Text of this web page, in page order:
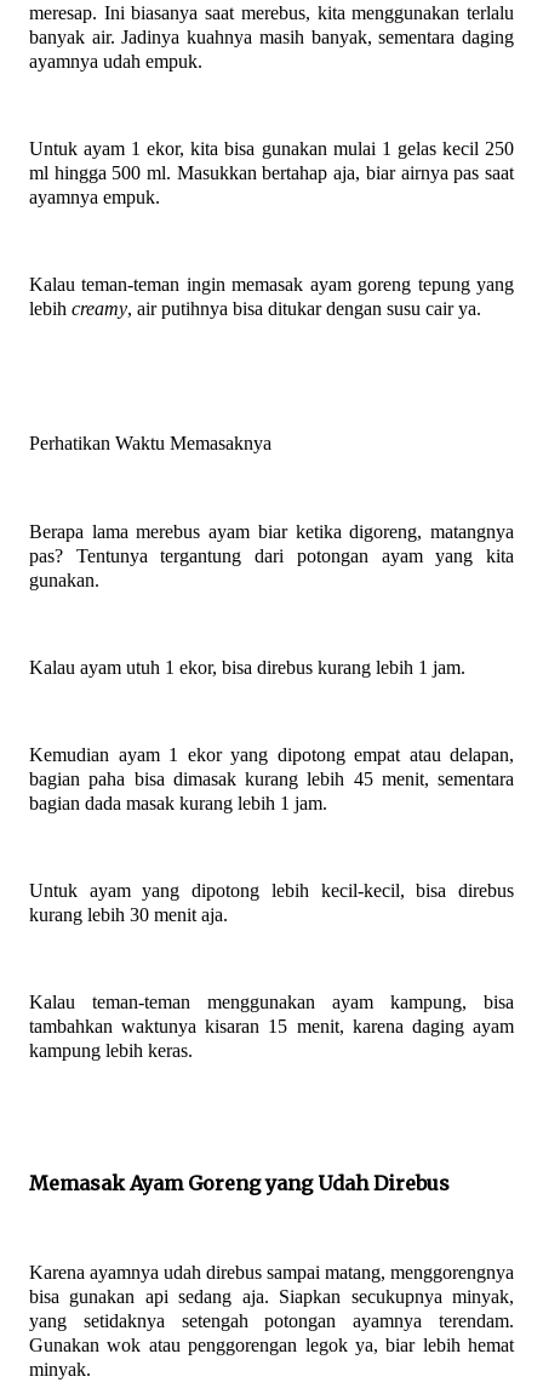
meresap. Ini biasanya saat merebus, kita menggunakan terlalu
banyak air. Jadinya kuahnya masih banyak, sementara daging
ayamnya udah empuk.
Untuk ayam 1 ekor, kita bisa gunakan mulai 1 gelas kecil 250
ml hingga 500 ml. Masukkan bertahap aja, biar airnya pas saat
ayamnya empuk.
Kalau teman-teman ingin memasak ayam goreng tepung yang
lebih creamy, air putihnya bisa ditukar dengan susu cair ya.
Perhatikan Waktu Memasaknya
Berapa lama merebus ayam biar ketika digoreng, matangnya
pas? Tentunya tergantung dari potongan ayam yang kita
gunakan.
Kalau ayam utuh 1 ekor, bisa direbus kurang lebih 1 jam.
Kemudian ayam 1 ekor yang dipotong empat atau delapan,
bagian paha bisa dimasak kurang lebih 45 menit, sementara
bagian dada masak kurang lebih 1 jam.
Untuk ayam yang dipotong lebih kecil-kecil, bisa direbus
kurang lebih 30 menit aja.
Kalau teman-teman menggunakan ayam kampung, bisa
tambahkan waktunya kisaran 15 menit, karena daging ayam
kampung lebih keras.
Memasak Ayam Goreng yang Udah Direbus
Karena ayamnya udah direbus sampai matang, menggorengnya
bisa gunakan api sedang aja. Siapkan secukupnya minyak,
yang setidaknya setengah potongan ayamnya terendam.
Gunakan wok atau penggorengan legok ya, biar lebih hemat
minyak.